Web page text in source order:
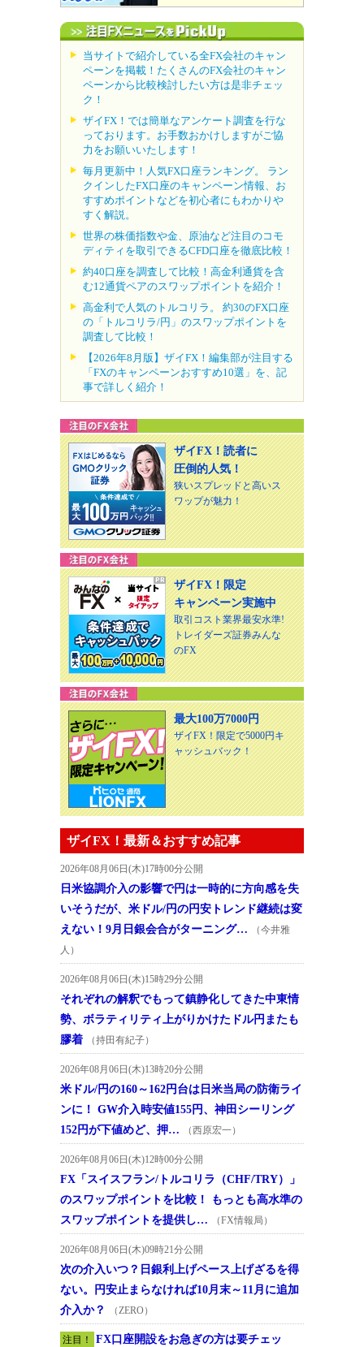
当サイトで紹介している全FX会社のキャン
ペーンを掲載！たくさんのFX会社のキャン
ペーンから比較検討したい方は是非チェッ
ク！
ザイFX！では簡単なアンケート調査を行な
っております。お手数おかけしますがご協
力をお願いいたします！
毎月更新中！人気FX口座ランキング。 ラン
クインしたFX口座のキャンペーン情報、お
すすめポイントなどを初心者にもわかりや
すく解説。
世界の株価指数や金、原油など注目のコモ
ディティを取引できるCFD口座を徹底比較！
約40口座を調査して比較！高金利通貨を含
む12通貨ペアのスワップポイントを紹介！
高金利で人気のトルコリラ。 約30のFX口座
の「トルコリラ/円」のスワップポイントを
調査して比較！
【2026年8月版】ザイFX！編集部が注目する
「FXのキャンペーンおすすめ10選」を、記
事で詳しく紹介！
ザイFX！読者に
圧倒的人気！
狭いスプレッドと高いス
ワップが魅力！
ザイFX！限定
キャンペーン実施中
取引コスト業界最安水準!
トレイダーズ証券みんな
のFX
最大100万7000円
ザイFX！限定で5000円キ
ャッシュバック！
ザイFX！最新＆おすすめ記事
2026年08月06日(木)17時00分公開
日米協調介入の影響で円は一時的に方向感を失
いそうだが、米ドル/円の円安トレンド継続は変
えない！9月日銀会合がターニング…
（今井雅
人）
2026年08月06日(木)15時29分公開
それぞれの解釈でもって鎮静化してきた中東情
勢、ボラティリティ上がりかけたドル円またも
膠着
（持田有紀子）
2026年08月06日(木)13時20分公開
米ドル/円の160～162円台は日米当局の防衛ライ
ンに！ GW介入時安値155円、神田シーリング
152円が下値めど、押…
（西原宏一）
2026年08月06日(木)12時00分公開
FX「スイスフラン/トルコリラ（CHF/TRY）」
のスワップポイントを比較！ もっとも高水準の
スワップポイントを提供し…
（FX情報局）
2026年08月06日(木)09時21分公開
次の介入いつ？日銀利上げペース上げざるを得
ない。円安止まらなければ10月末～11月に追加
介入か？
（ZERO）
注目！ FX口座開設をお急ぎの方は要チェッ